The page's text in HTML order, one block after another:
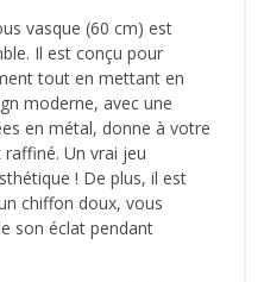
vasque (60 cm) est
Il est conçu pour
tout en mettant en
moderne, avec une
en métal, donne à votre
Un vrai jeu
! De plus, il est
chiffon doux, vous
son éclat pendant